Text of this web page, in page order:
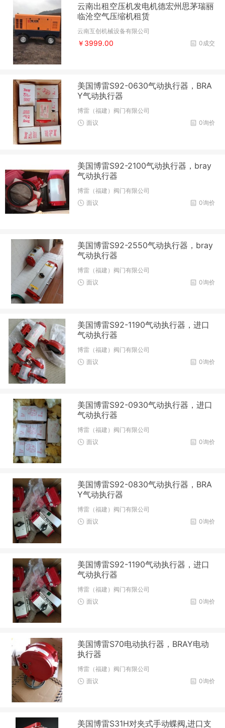
云南出租空压机发电机德宏州思茅瑞丽
临沧空气压缩机租赁
云南互创机械设备有限公司
0成交
￥3999.00
美国博雷S92-0630气动执行器，BRA
Y气动执行器
博雷（福建）阀门有限公司
0询价
面议
美国博雷S92-2100气动执行器，bray
气动执行器
博雷（福建）阀门有限公司
0询价
面议
美国博雷S92-2550气动执行器，bray
气动执行器
博雷（福建）阀门有限公司
0询价
面议
美国博雷S92-1190气动执行器，进口
气动执行器
博雷（福建）阀门有限公司
0询价
面议
美国博雷S92-0930气动执行器，进口
气动执行器
博雷（福建）阀门有限公司
0询价
面议
美国博雷S92-0830气动执行器，BRA
Y气动执行器
博雷（福建）阀门有限公司
0询价
面议
美国博雷S92-1190气动执行器，进口
气动执行器
博雷（福建）阀门有限公司
0询价
面议
美国博雷S70电动执行器，BRAY电动
执行器
博雷（福建）阀门有限公司
0询价
面议
美国博雷S31H对夹式手动蝶阀,进口支